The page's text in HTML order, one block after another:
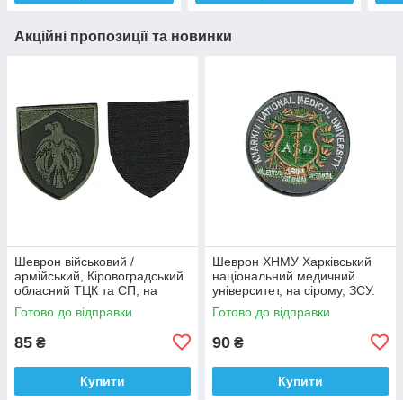
Акційні пропозиції та новинки
Шеврон військовий /
армійський, Кіровоградський
обласний ТЦК та СП, на
оливці ЗСУ.7 см * 8 см
Готово до відправки
85 ₴
Купити
Шеврон ХНМУ Харківський
національний медичний
університет, на сірому, ЗСУ.
діаметр 8,5 см
Готово до відправки
90 ₴
Купити